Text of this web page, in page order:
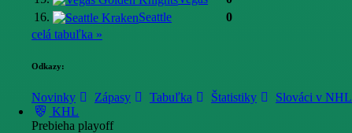
16.
Seattle
0
celá tabuľka »
Odkazy:
Novinky Zápasy Tabuľka Štatistiky Slováci v NHL
KHL
Prebieha playoff